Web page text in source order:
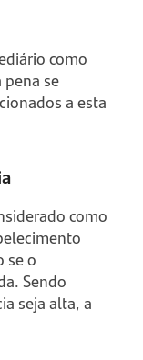
como
se
a esta
como
se o
Sendo
seja alta, a